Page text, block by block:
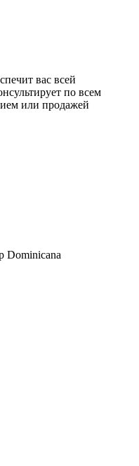
вас всей
по всем
или продажей
Dominicana